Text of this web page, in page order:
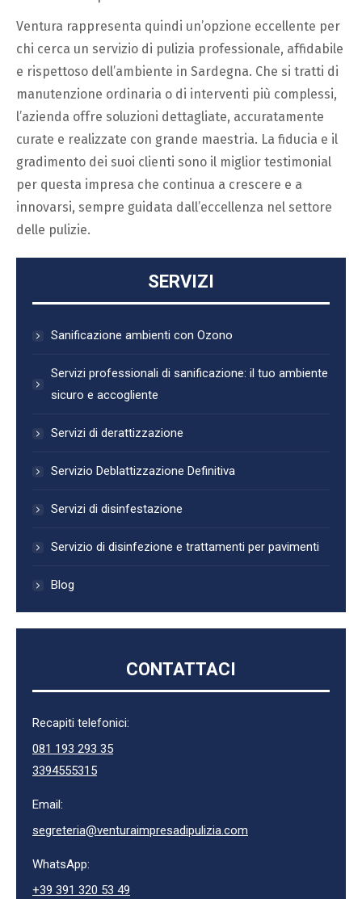
Ventura rappresenta quindi un’opzione eccellente per
chi cerca un servizio di pulizia professionale, affidabile
e rispettoso dell’ambiente in Sardegna. Che si tratti di
manutenzione ordinaria o di interventi più complessi,
l’azienda offre soluzioni dettagliate, accuratamente
curate e realizzate con grande maestria. La fiducia e il
gradimento dei suoi clienti sono il miglior testimonial
per questa impresa che continua a crescere e a
innovarsi, sempre guidata dall’eccellenza nel settore
delle pulizie.
SERVIZI
Sanificazione ambienti con Ozono
Servizi professionali di sanificazione: il tuo ambiente
sicuro e accogliente
Servizi di derattizzazione
Servizio Deblattizzazione Definitiva
Servizi di disinfestazione
Servizio di disinfezione e trattamenti per pavimenti
Blog
CONTATTACI
Recapiti telefonici:
081 193 293 35
3394555315
Email:
segreteria@venturaimpresadipulizia.com
WhatsApp:
+39 391 320 53 49